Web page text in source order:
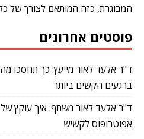
המבוגרת, כזה המותאם לצורך של
פוסטים אחרונים
ד"ר אלעד לאור מייעץ: כך תחסכו
ברגעים הקשים ביותר
אפוטרופוס לקשיש